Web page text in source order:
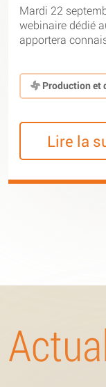
Mardi 22
webinaire dédié
apportera
Production et
Lire la